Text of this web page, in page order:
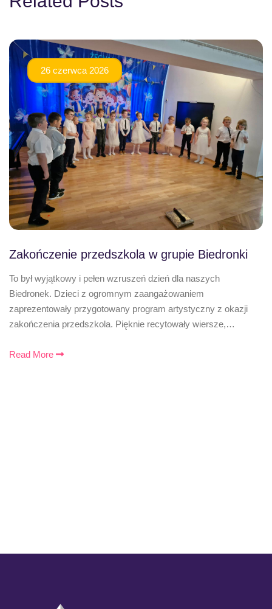
26 czerwca 2026
Zakończenie przedszkola w grupie Biedronki
To był wyjątkowy i pełen wzruszeń dzień dla naszych
Biedronek. Dzieci z ogromnym zaangażowaniem
zaprezentowały przygotowany program artystyczny z okazji
zakończenia przedszkola. Pięknie recytowały wiersze,…
Read More